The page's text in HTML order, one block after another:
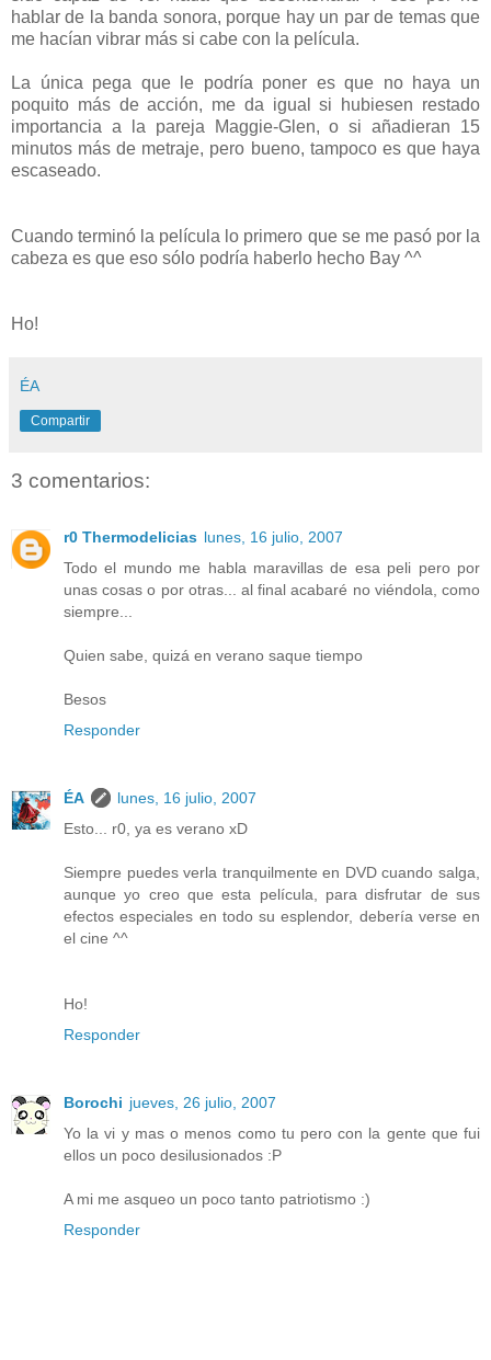
hablar de la banda sonora, porque hay un par de temas que
me hacían vibrar más si cabe con la película.
La única pega que le podría poner es que no haya un
poquito más de acción, me da igual si hubiesen restado
importancia a la pareja Maggie-Glen, o si añadieran 15
minutos más de metraje, pero bueno, tampoco es que haya
escaseado.
Cuando terminó la película lo primero que se me pasó por la
cabeza es que eso sólo podría haberlo hecho Bay ^^
Ho!
ÉA
Compartir
3 comentarios:
r0 Thermodelicias lunes, 16 julio, 2007
Todo el mundo me habla maravillas de esa peli pero por
unas cosas o por otras... al final acabaré no viéndola, como
siempre...
Quien sabe, quizá en verano saque tiempo
Besos
Responder
ÉA
lunes, 16 julio, 2007
Esto... r0, ya es verano xD
Siempre puedes verla tranquilmente en DVD cuando salga,
aunque yo creo que esta película, para disfrutar de sus
efectos especiales en todo su esplendor, debería verse en
el cine ^^
Ho!
Responder
Borochi jueves, 26 julio, 2007
Yo la vi y mas o menos como tu pero con la gente que fui
ellos un poco desilusionados :P
A mi me asqueo un poco tanto patriotismo :)
Responder